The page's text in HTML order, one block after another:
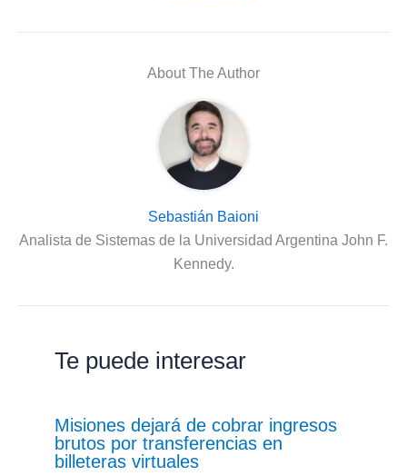
About The Author
Sebastián Baioni
Analista de Sistemas de la Universidad Argentina John F.
Kennedy.
Te puede interesar
Misiones dejará de cobrar ingresos
brutos por transferencias en
billeteras virtuales